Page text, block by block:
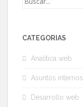
CATEGORÍAS
Analítica web
Asuntos internos
Desarrollo web